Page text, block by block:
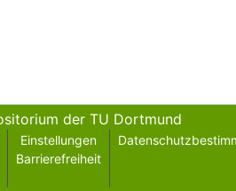
der TU Dortmund
Einstellungen
Barrierefreiheit